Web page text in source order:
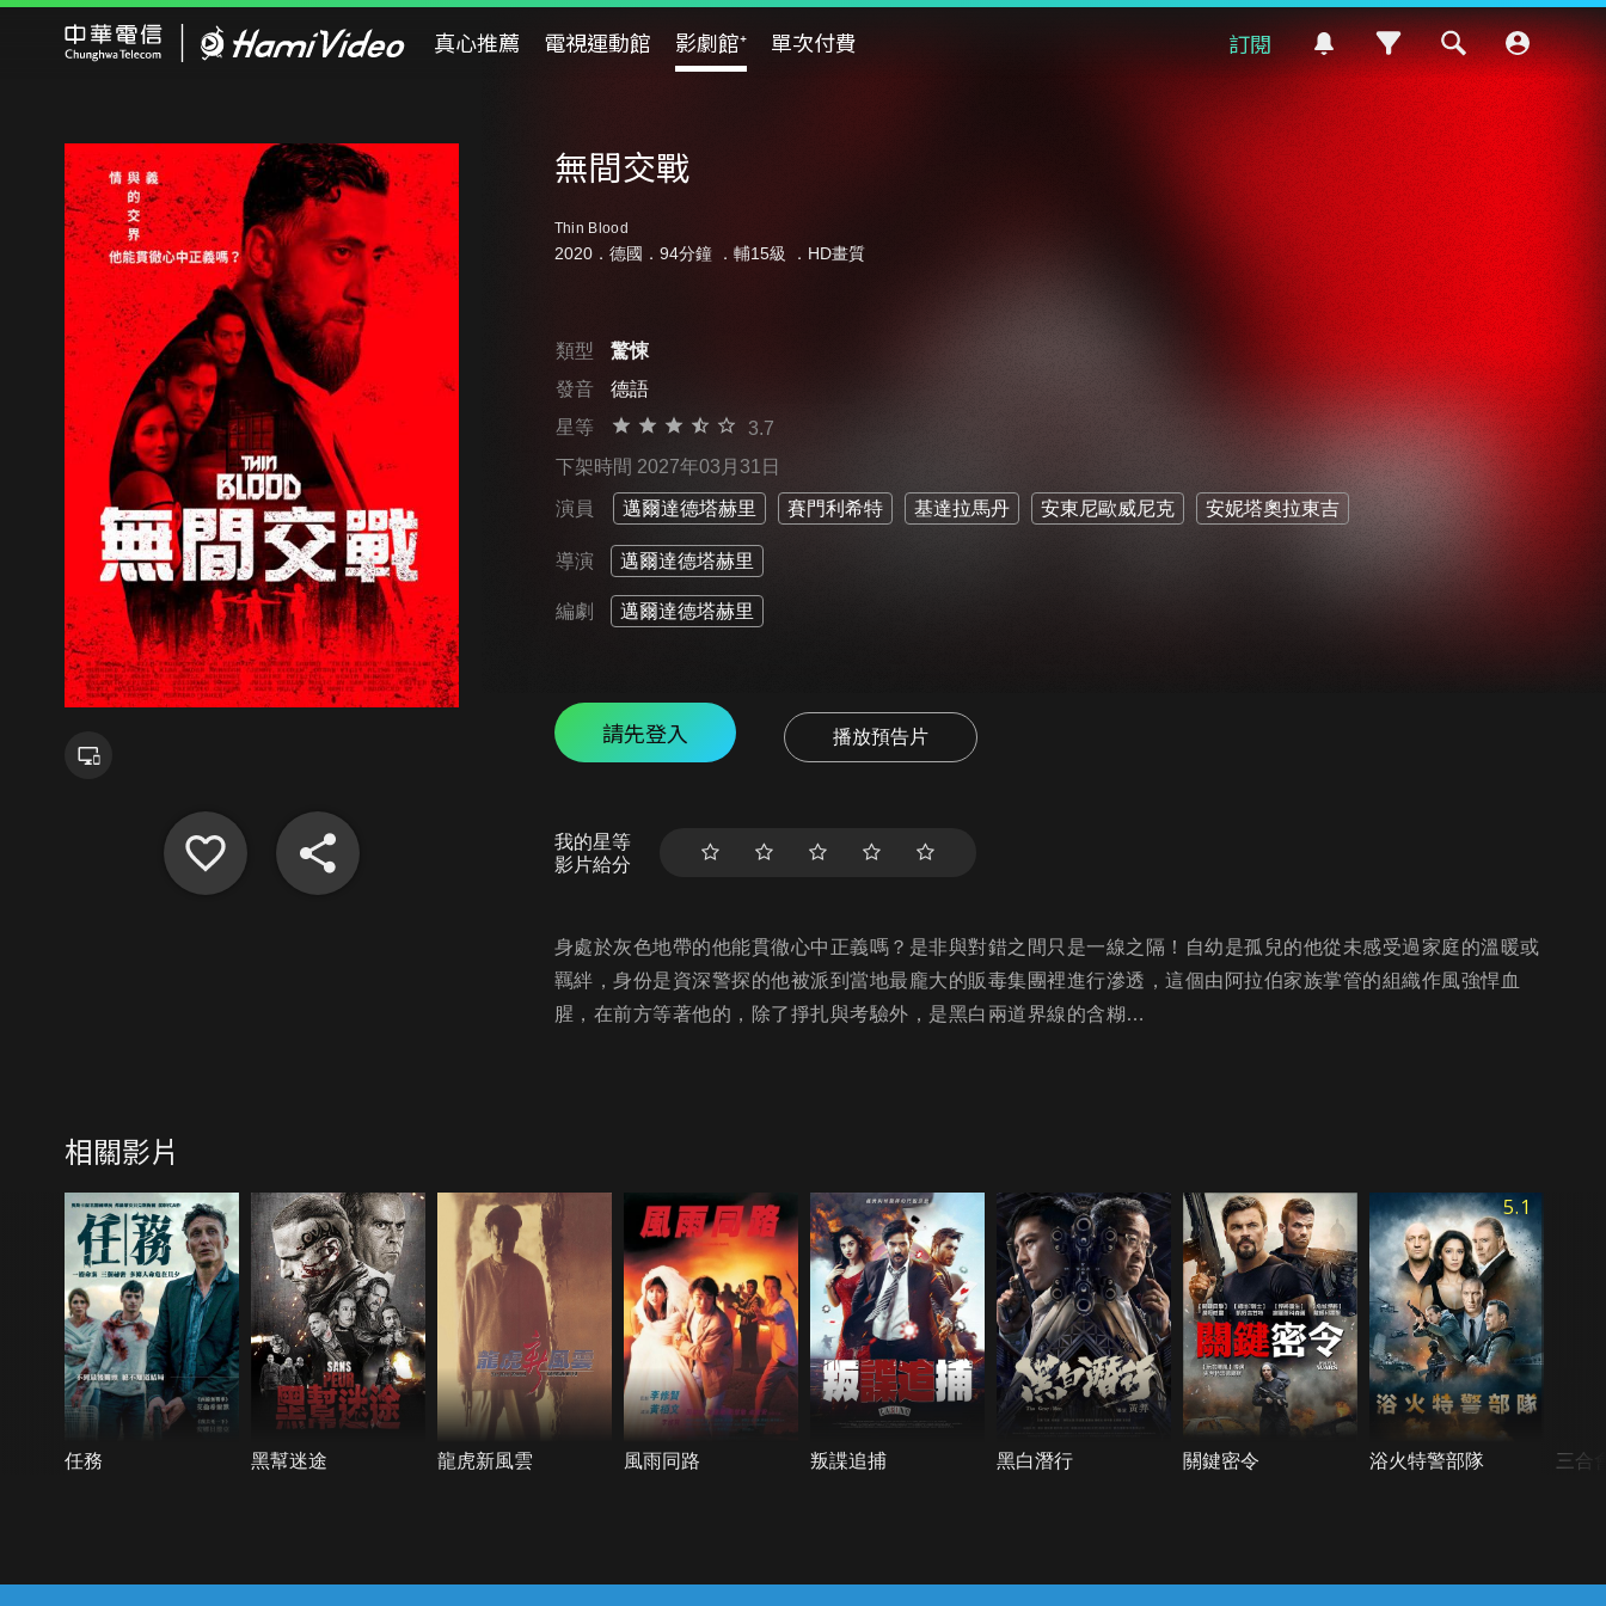
真心推薦 電視運動館 影劇館⁺ 單次付費 訂閱
無間交戰
Thin Blood
2020．德國．94分鐘 ． 輔15級 ．HD畫質
類型
驚悚
發音
德語
星等
3.7
下架時間 2027年03月31日
演員 邁爾達德塔赫里 賽門利希特 基達拉馬丹 安東尼歐威尼克 安妮塔奧拉東吉
導演 邁爾達德塔赫里
編劇 邁爾達德塔赫里
請先登入 播放預告片
我的星等
影片給分
身處於灰色地帶的他能貫徹心中正義嗎？是非與對錯之間只是一線之隔！自幼是孤兒的他從未感受過家庭的溫暖或
羈絆，身份是資深警探的他被派到當地最龐大的販毒集團裡進行滲透，這個由阿拉伯家族掌管的組織作風強悍血
腥，在前方等著他的，除了掙扎與考驗外，是黑白兩道界線的含糊…
相關影片
任務 黑幫迷途 龍虎新風雲 風雨同路 叛諜追捕 黑白潛行 關鍵密令
5.1
浴火特警部隊 三合